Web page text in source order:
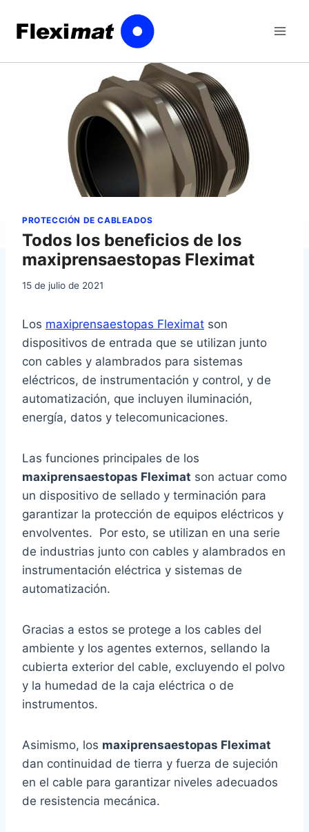
PROTECCIÓN DE CABLEADOS
Todos los beneficios de los
maxiprensaestopas Fleximat
15 de julio de 2021
Los maxiprensaestopas Fleximat son
dispositivos de entrada que se utilizan junto
con cables y alambrados para sistemas
eléctricos, de instrumentación y control, y de
automatización, que incluyen iluminación,
energía, datos y telecomunicaciones.
Las funciones principales de los
maxiprensaestopas Fleximat son actuar como
un dispositivo de sellado y terminación para
garantizar la protección de equipos eléctricos y
envolventes. Por esto, se utilizan en una serie
de industrias junto con cables y alambrados en
instrumentación eléctrica y sistemas de
automatización.
Gracias a estos se protege a los cables del
ambiente y los agentes externos, sellando la
cubierta exterior del cable, excluyendo el polvo
y la humedad de la caja eléctrica o de
instrumentos.
Asimismo, los maxiprensaestopas Fleximat
dan continuidad de tierra y fuerza de sujeción
en el cable para garantizar niveles adecuados
de resistencia mecánica.